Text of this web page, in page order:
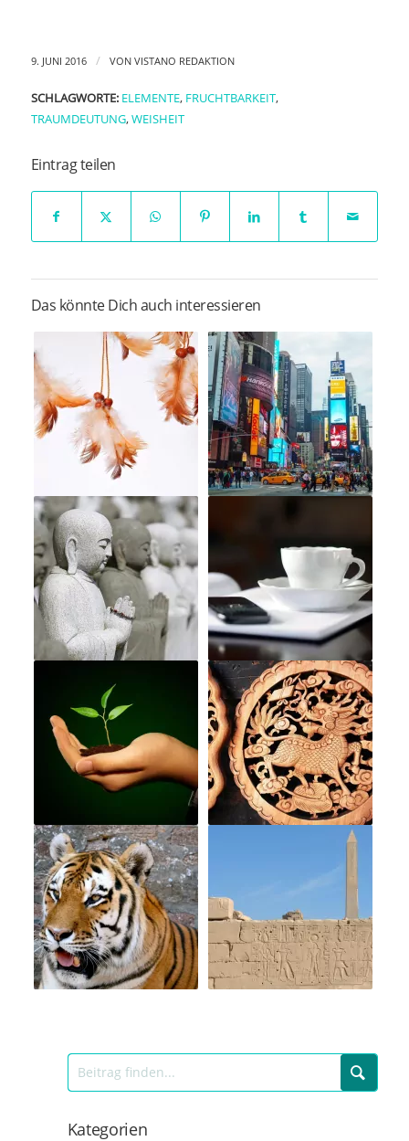
9. JUNI 2016 / VON VISTANO REDAKTION
SCHLAGWORTE: ELEMENTE, FRUCHTBARKEIT,
TRAUMDEUTUNG,WEISHEIT
Eintrag teilen
Das könnte Dich auch interessieren
Kategorien